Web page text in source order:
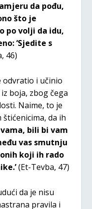
da pođu,
što je
po volji da idu,
‘Sjedite s
46)
odvratio i učinio
boja, zbog čega
Naime, to je
da ih
vama, bili bi vam
vas smutnju
koji ih rado
(Et-Tevba, 47)
da je nisu
pravila i